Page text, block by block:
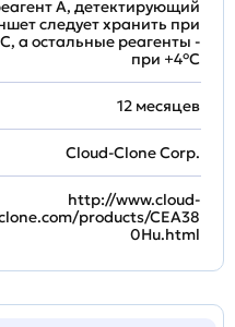
A, детектирующий
следует хранить при
а остальные реагенты -
при +4°С
12 месяцев
Cloud-Clone Corp.
http://www.cloud-
products/CEA38
0Hu.html